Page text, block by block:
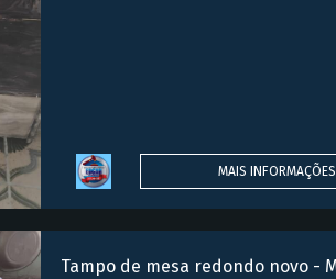
MAIS INFORMAÇÕES